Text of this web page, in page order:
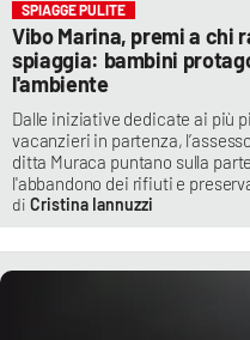
SPIAGGE PULITE
Vibo Marina, premi a chi
spiaggia: bambini
l'ambiente
Dalle iniziative dedicate ai più
vacanzieri in partenza,
ditta Muraca puntano sulla
l'abbandono dei rifiuti e
Cristina Iannuzzi